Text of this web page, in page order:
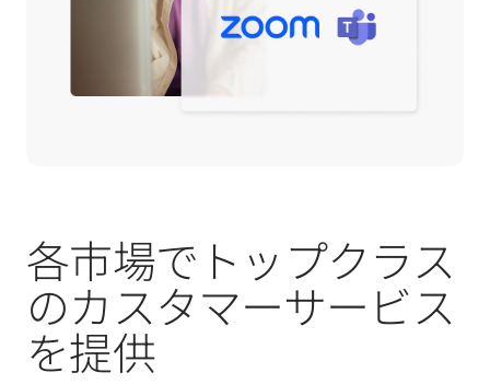
各市場でトップクラス
のカスタマーサービス
を提供